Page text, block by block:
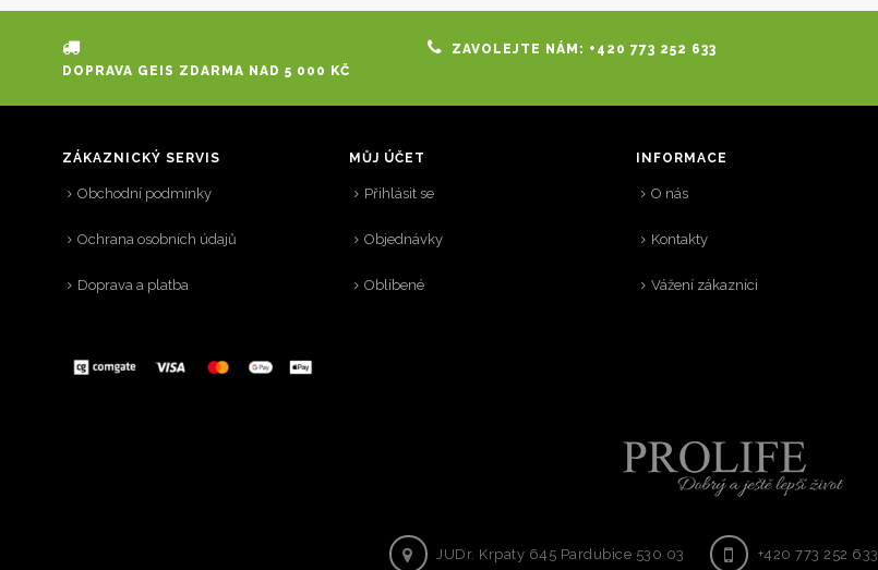
DOPRAVA GEIS ZDARMA NAD 5 000 KČ
ZAVOLEJTE NÁM: +420 773 252 633
ZÁKAZNICKÝ SERVIS
Obchodní podmínky
Ochrana osobních údajů
Doprava a platba
MŮJ ÚČET
Přihlásit se
Objednávky
Oblíbené
INFORMACE
O nás
Kontakty
Vážení zákazníci
JUDr. Krpaty 645 Pardubice 530 03 +420 773 252 633